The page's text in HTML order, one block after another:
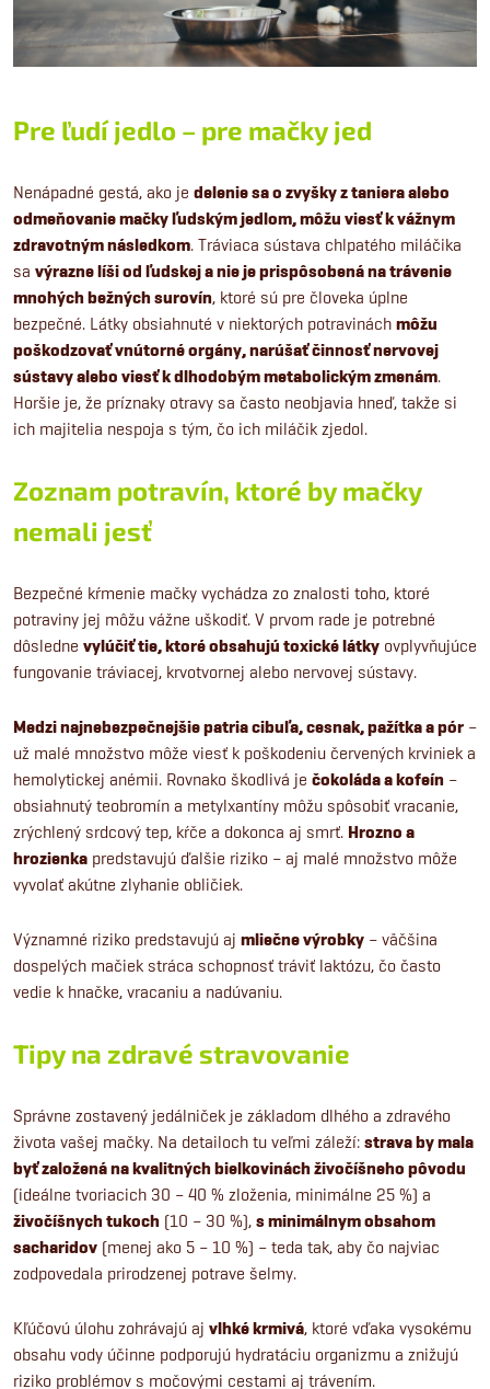
Pre ľudí jedlo – pre mačky jed
Nenápadné gestá, ako je delenie sa o zvyšky z taniera alebo
odmeňovanie mačky ľudským jedlom, môžu viesť k vážnym
zdravotným následkom. Tráviaca sústava chlpatého miláčika
sa výrazne líši od ľudskej a nie je prispôsobená na trávenie
mnohých bežných surovín, ktoré sú pre človeka úplne
bezpečné. Látky obsiahnuté v niektorých potravinách môžu
poškodzovať vnútorné orgány, narúšať činnosť nervovej
sústavy alebo viesť k dlhodobým metabolickým zmenám.
Horšie je, že príznaky otravy sa často neobjavia hneď, takže si
ich majitelia nespoja s tým, čo ich miláčik zjedol.
Zoznam potravín, ktoré by mačky
nemali jesť
Bezpečné kŕmenie mačky vychádza zo znalosti toho, ktoré
potraviny jej môžu vážne uškodiť. V prvom rade je potrebné
dôsledne vylúčiť tie, ktoré obsahujú toxické látky ovplyvňujúce
fungovanie tráviacej, krvotvornej alebo nervovej sústavy.
Medzi najnebezpečnejšie patria cibuľa, cesnak, pažítka a pór –
už malé množstvo môže viesť k poškodeniu červených krviniek a
hemolytickej anémii. Rovnako škodlivá je čokoláda a kofeín –
obsiahnutý teobromín a metylxantíny môžu spôsobiť vracanie,
zrýchlený srdcový tep, kŕče a dokonca aj smrť. Hrozno a
hrozienka predstavujú ďalšie riziko – aj malé množstvo môže
vyvolať akútne zlyhanie obličiek.
Významné riziko predstavujú aj mliečne výrobky – väčšina
dospelých mačiek stráca schopnosť tráviť laktózu, čo často
vedie k hnačke, vracaniu a nadúvaniu.
Tipy na zdravé stravovanie
Správne zostavený jedálniček je základom dlhého a zdravého
života vašej mačky. Na detailoch tu veľmi záleží: strava by mala
byť založená na kvalitných bielkovinách živočíšneho pôvodu
(ideálne tvoriacich 30 – 40 % zloženia, minimálne 25 %) a
živočíšnych tukoch (10 – 30 %), s minimálnym obsahom
sacharidov (menej ako 5 – 10 %) – teda tak, aby čo najviac
zodpovedala prirodzenej potrave šelmy.
Kľúčovú úlohu zohrávajú aj vlhké krmivá, ktoré vďaka vysokému
obsahu vody účinne podporujú hydratáciu organizmu a znižujú
riziko problémov s močovými cestami aj trávením.